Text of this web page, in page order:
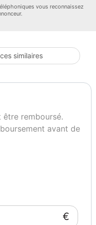
vous reconnaissez
similaires
remboursé.
avant de
€